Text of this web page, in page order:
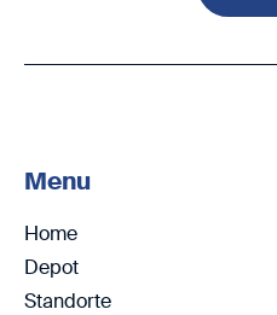
Menu
Home
Depot
Standorte